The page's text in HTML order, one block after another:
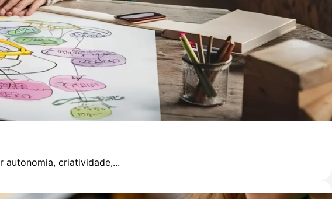
autonomia, criatividade,...